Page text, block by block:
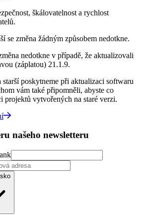
škálovatelnost a rychlost
se změna žádným způsobem nedotkne.
nedotkne v případě, že aktualizovali
(záplatou) 21.1.9.
poskytneme při aktualizaci softwaru
vám také připomněli, abyste co
projektů vytvořených na staré verzi.
našeho newsletteru